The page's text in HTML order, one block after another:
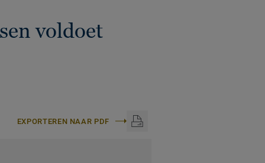
voldoet
EXPORTEREN NAAR PDF